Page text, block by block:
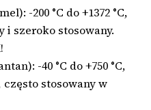
-200 °C do +1372 °C,
i szeroko stosowany.
-40 °C do +750 °C,
stosowany w